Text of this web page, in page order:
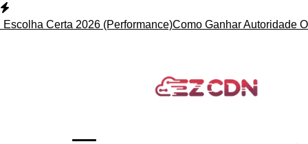
Skip
to
Certa 2026 (Performance)Como Ganhar Autoridade